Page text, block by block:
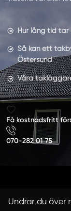
Hur lång tid
Så kan ett
Östersund
Våra
Få kostnadsfritt
070-282 01 75
Undrar du över